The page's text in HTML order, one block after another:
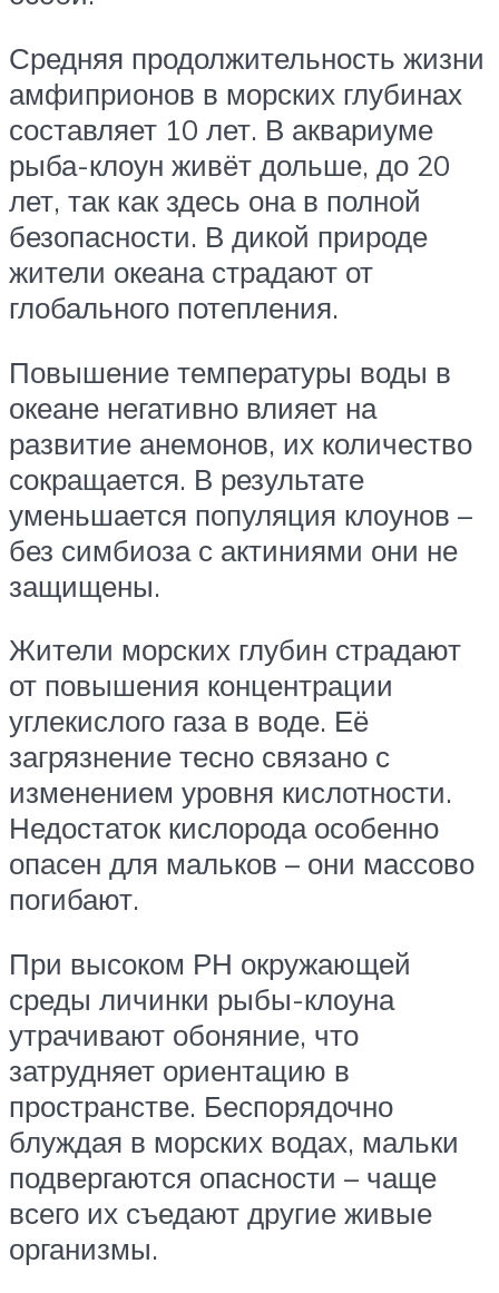
Средняя продолжительность жизни
амфиприонов в морских глубинах
составляет 10 лет. В аквариуме
рыба-клоун живёт дольше, до 20
лет, так как здесь она в полной
безопасности. В дикой природе
жители океана страдают от
глобального потепления.
Повышение температуры воды в
океане негативно влияет на
развитие анемонов, их количество
сокращается. В результате
уменьшается популяция клоунов –
без симбиоза с актиниями они не
защищены.
Жители морских глубин страдают
от повышения концентрации
углекислого газа в воде. Её
загрязнение тесно связано с
изменением уровня кислотности.
Недостаток кислорода особенно
опасен для мальков – они массово
погибают.
При высоком РН окружающей
среды личинки рыбы-клоуна
утрачивают обоняние, что
затрудняет ориентацию в
пространстве. Беспорядочно
блуждая в морских водах, мальки
подвергаются опасности – чаще
всего их съедают другие живые
организмы.